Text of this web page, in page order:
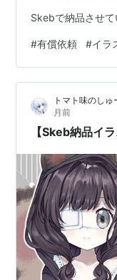
Skebで納品させて
#有償依頼 #イラ
トマト味のしゅ
月前
【Skeb納品イ